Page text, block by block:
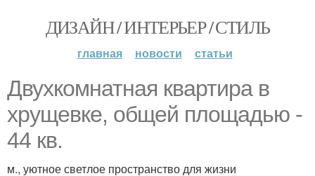
ДИЗАЙН / ИНТЕРЬЕР / СТИЛЬ
главная новости статьи
Двухкомнатная квартира в
хрущевке, общей площадью -
44 кв.
м., уютное светлое пространство для жизни